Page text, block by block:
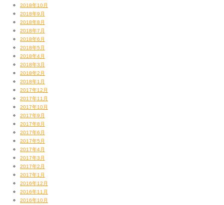
なんとなくイキモノとして
体温を持ち始めてくるんだから不思議。
んで、そこらへんがむっちゃたのしいです。
んで、そのあと近くのおいしい上海ダイニングで
んなんと！
3rdアルバムに向けての最初のミーティング！！
せくしー共々、意気込みを新たにしました。
もう止まんないZeeeee!!
帰りのせくしーの車ん中で寝ちゃってた。
2018年10月
2018年9月
2018年8月
2018年7月
2018年6月
2018年5月
2018年4月
2018年3月
2018年2月
2018年1月
2017年12月
2017年11月
2017年10月
2017年9月
2017年8月
2017年6月
2017年5月
2017年4月
2017年3月
2017年2月
2017年1月
2016年12月
2016年11月
2016年10月